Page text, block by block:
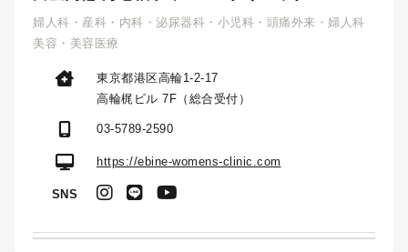
婦人科・産科・内科・泌尿器科・小児科・頭痛外来・婦人科
美容・美容医療
東京都港区高輪1-2-17
高輪梶ビル 7F（総合受付）
03-5789-2590
https://ebine-womens-clinic.com
SNS